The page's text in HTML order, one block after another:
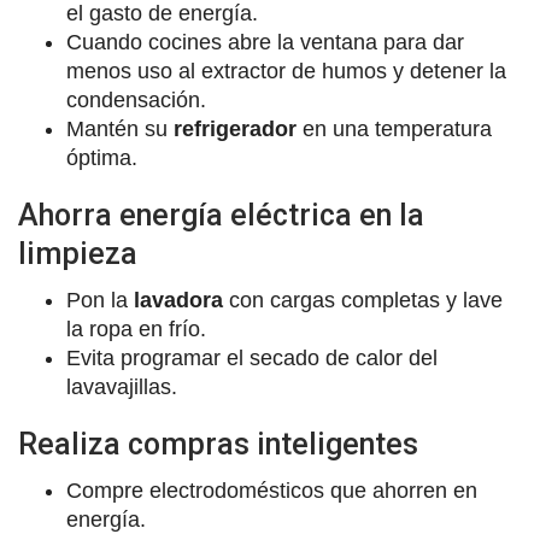
el gasto de energía.
Cuando cocines abre la ventana para dar
menos uso al extractor de humos y detener la
condensación.
Mantén su refrigerador en una temperatura
óptima.
Ahorra energía eléctrica en la
limpieza
Pon la lavadora con cargas completas y lave
la ropa en frío.
Evita programar el secado de calor del
lavavajillas.
Realiza compras inteligentes
Compre electrodomésticos que ahorren en
energía.